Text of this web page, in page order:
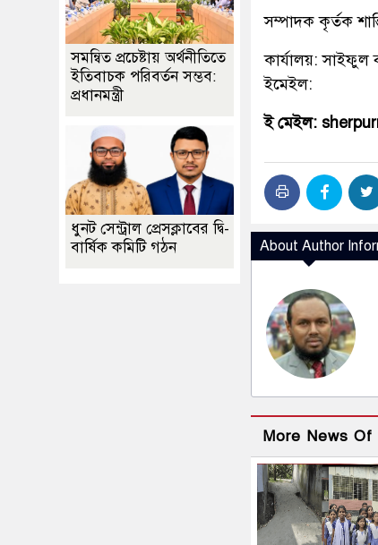
সম্পাদক কৃর্তক
কার্যালয়: সাইফুল
ইমেইল:
ই মেইল:
About Author
More News
সমন্বিত প্রচেষ্টায় অর্থনীতিতে
ইতিবাচক পরিবর্তন সম্ভব:
প্রধানমন্ত্রী
ধুনট সেন্ট্রাল প্রেসক্লাবের দ্বি-
বার্ষিক কমিটি গঠন